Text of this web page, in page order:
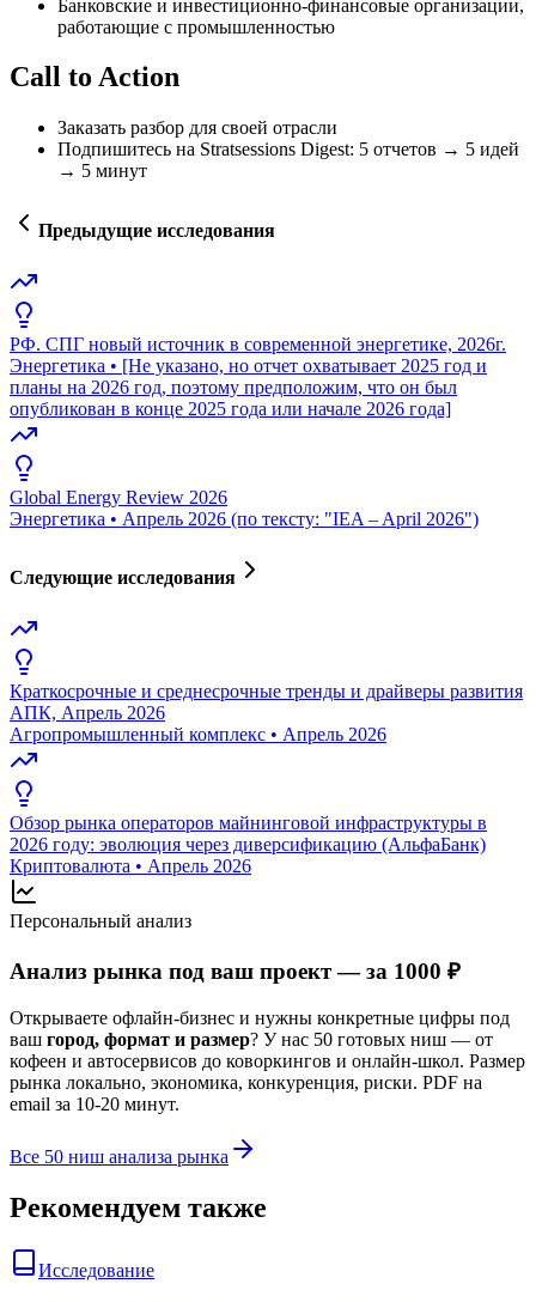
Банковские и инвестиционно-финансовые организации,
работающие с промышленностью
Call to Action
Заказать разбор для своей отрасли
Подпишитесь на Stratsessions Digest: 5 отчетов → 5 идей
→ 5 минут
Предыдущие исследования
РФ. СПГ новый источник в современной энергетике, 2026г.
Энергетика • [Не указано, но отчет охватывает 2025 год и
планы на 2026 год, поэтому предположим, что он был
опубликован в конце 2025 года или начале 2026 года]
Global Energy Review 2026
Энергетика • Апрель 2026 (по тексту: "IEA – April 2026")
Следующие исследования
Краткосрочные и среднесрочные тренды и драйверы развития
АПК, Апрель 2026
Агропромышленный комплекс • Апрель 2026
Обзор рынка операторов майнинговой инфраструктуры в
2026 году: эволюция через диверсификацию (АльфаБанк)
Криптовалюта • Апрель 2026
Персональный анализ
Анализ рынка под ваш проект — за 1000 ₽
Открываете офлайн-бизнес и нужны конкретные цифры под
ваш город, формат и размер? У нас 50 готовых ниш — от
кофеен и автосервисов до коворкингов и онлайн-школ. Размер
рынка локально, экономика, конкуренция, риски. PDF на
email за 10-20 минут.
Все 50 ниш анализа рынка
Рекомендуем также
Исследование